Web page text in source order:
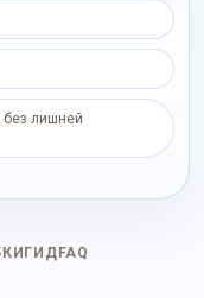
без лишней
ГИД FAQ